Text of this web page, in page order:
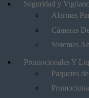
Seguridad y
Alarmas
Cámaras
Sistemas
Promocionales Y
Paquetes